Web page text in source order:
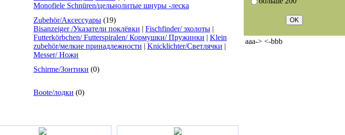
Monofiele Schnüren/цельнолитые шнуры -леска
Zubehör/Аксессуары (19)
Bisanzeiger /Указатели поклёвки | Fischfinder/ эхолоты |
Futterkörbchen/ Futterspiralen/ Кормушки/ Пружинки | Klein
zubehör/мелкие принадлежности | Knicklichter/Светлячки |
Messer/ Ножи
Schirme/Зонтики (0)
Boote/лодки (0)
aaa-> <-bbb